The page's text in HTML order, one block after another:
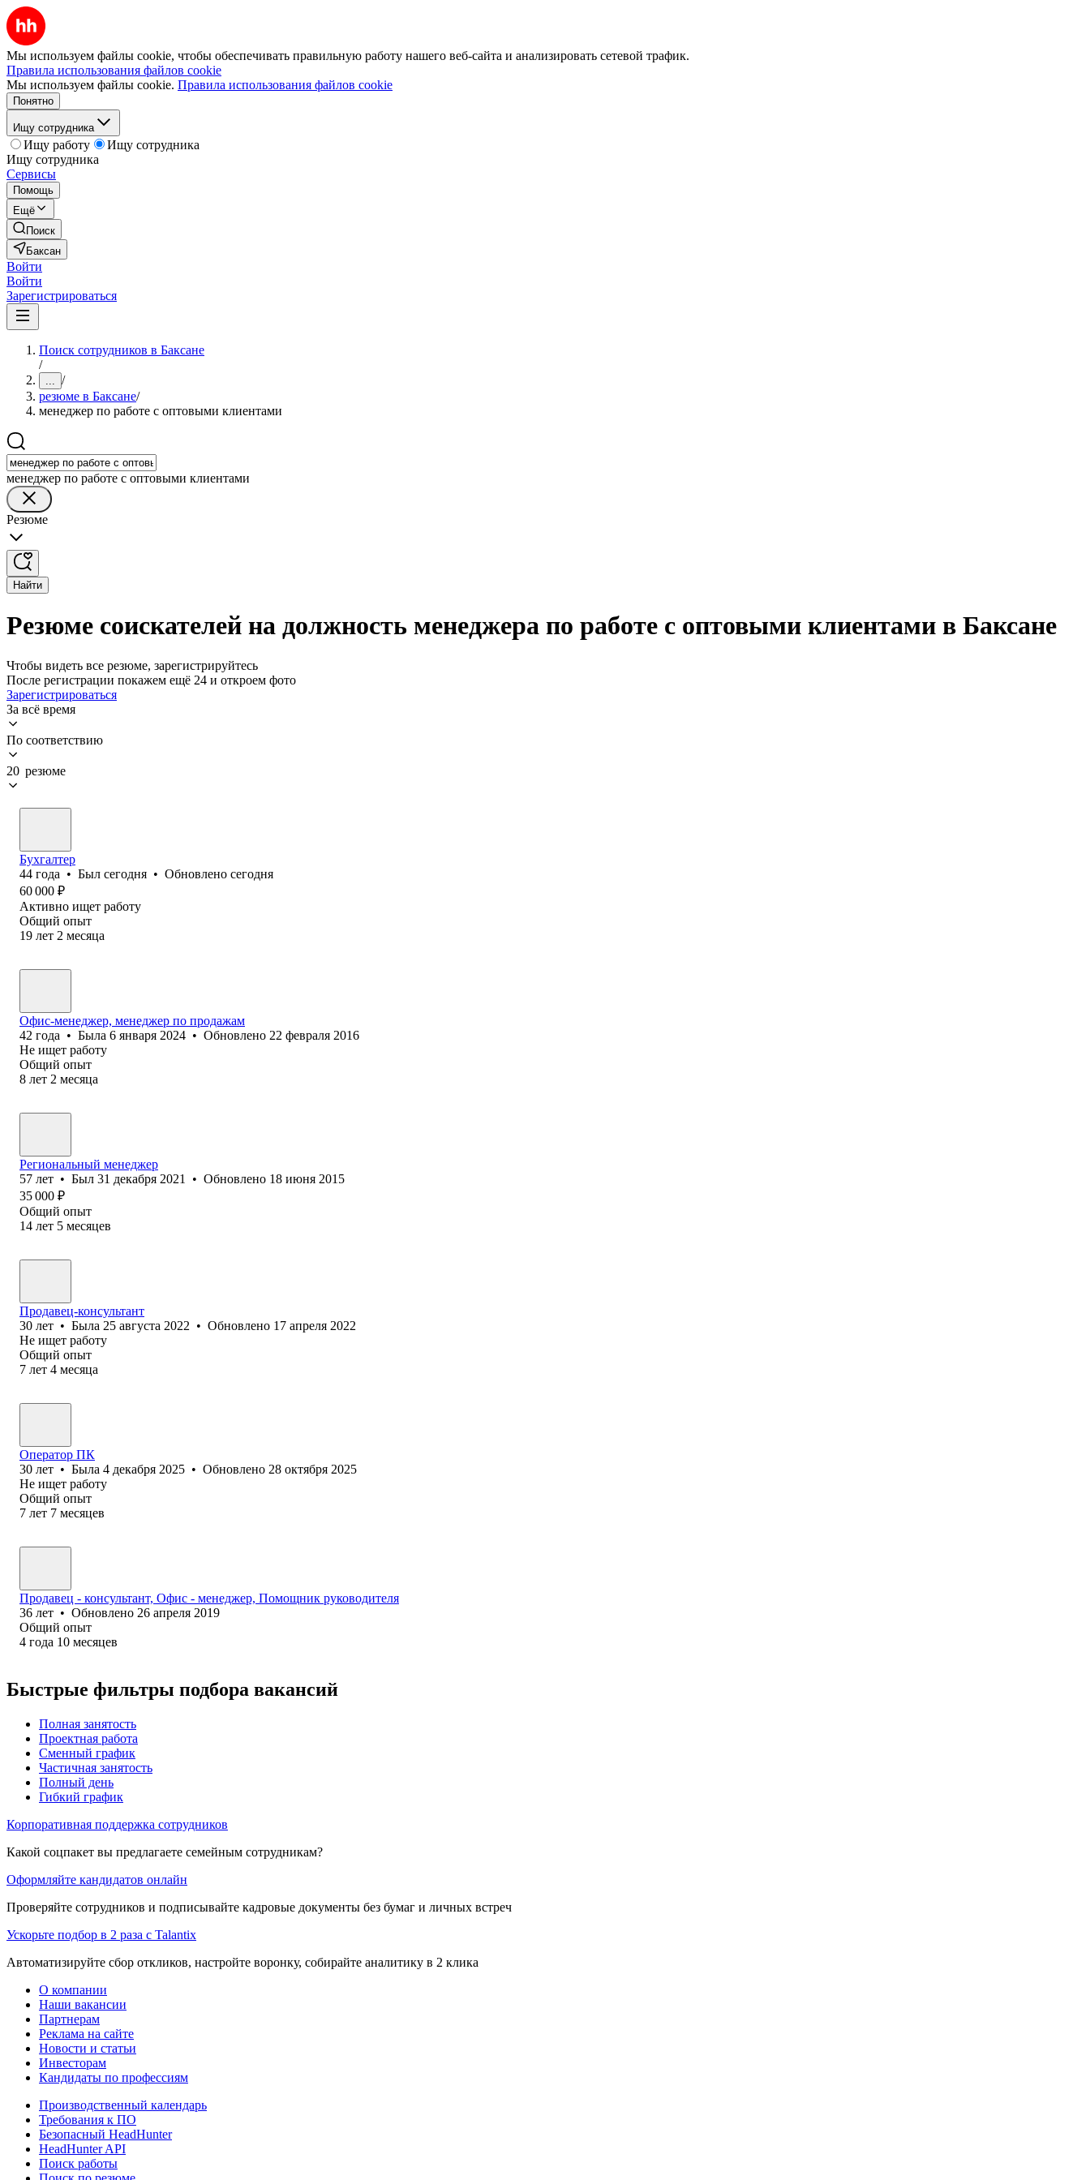
Мы используем файлы cookie, чтобы обеспечивать правильную работу нашего веб-сайта и анализировать сетевой трафик.
Правила использования файлов cookie
Мы используем файлы cookie. Правила использования файлов cookie
Понятно
Ищу сотрудника
Ищу работу
Ищу сотрудника
Ищу сотрудника
Сервисы
Помощь
Ещё
Поиск
Баксан
Войти
Войти
Зарегистрироваться
Поиск сотрудников в Баксане
/
... /
резюме в Баксане/
менеджер по работе с оптовыми клиентами
менеджер по работе с оптовыми клиентами
Резюме
Найти
Резюме соискателей на должность менеджера по работе с оптовыми клиентами в Баксане
Чтобы видеть все резюме, зарегистрируйтесь
После регистрации покажем ещё 24 и откроем фото
Зарегистрироваться
За всё время
По соответствию
20 резюме
Бухгалтер
44 года • Был сегодня • Обновлено сегодня
60 000 ₽
Активно ищет работу
Общий опыт
19 лет 2 месяца
Офис-менеджер, менеджер по продажам
42 года • Была 6 января 2024 • Обновлено 22 февраля 2016
Не ищет работу
Общий опыт
8 лет 2 месяца
Региональный менеджер
57 лет • Был 31 декабря 2021 • Обновлено 18 июня 2015
35 000 ₽
Общий опыт
14 лет 5 месяцев
Продавец-консультант
30 лет • Была 25 августа 2022 • Обновлено 17 апреля 2022
Не ищет работу
Общий опыт
7 лет 4 месяца
Оператор ПК
30 лет • Была 4 декабря 2025 • Обновлено 28 октября 2025
Не ищет работу
Общий опыт
7 лет 7 месяцев
Продавец - консультант, Офис - менеджер, Помощник руководителя
36 лет • Обновлено 26 апреля 2019
Общий опыт
4 года 10 месяцев
Быстрые фильтры подбора вакансий
Полная занятость
Проектная работа
Сменный график
Частичная занятость
Полный день
Гибкий график
Корпоративная поддержка сотрудников
Какой соцпакет вы предлагаете семейным сотрудникам?
Оформляйте кандидатов онлайн
Проверяйте сотрудников и подписывайте кадровые документы без бумаг и личных встреч
Ускорьте подбор в 2 раза с Talantix
Автоматизируйте сбор откликов, настройте воронку, собирайте аналитику в 2 клика
О компании
Наши вакансии
Партнерам
Реклама на сайте
Новости и статьи
Инвесторам
Кандидаты по профессиям
Производственный календарь
Требования к ПО
Безопасный HeadHunter
HeadHunter API
Поиск работы